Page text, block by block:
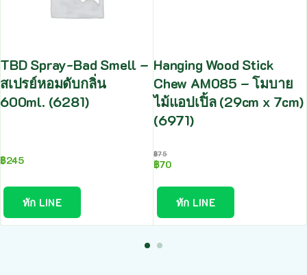
TBD Spray-Bad Smell –
สเปรย์หอมดับกลิ่น
600ml. (6281)
฿245
ทัก LINE
Hanging Wood Stick
Chew AM085 – โมบาย
ไม้แอปเปิ้ล (29cm x 7cm)
(6971)
฿75
฿70
ทัก LINE